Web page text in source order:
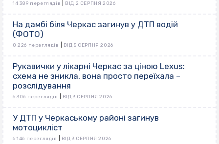
14 389 переглядів ВІД 2 СЕРПНЯ 2026
На дамбі біля Черкас загинув у ДТП водій
(ФОТО)
8 226 переглядів ВІД 5 СЕРПНЯ 2026
Рукавички у лікарні Черкас за ціною Lexus:
схема не зникла, вона просто переїхала –
розслідування
6 306 переглядів ВІД 3 СЕРПНЯ 2026
У ДТП у Черкаському районі загинув
мотоцикліст
6 146 переглядів ВІД 3 СЕРПНЯ 2026